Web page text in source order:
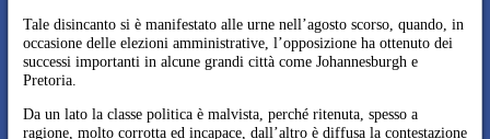
Tale disincanto si è manifestato alle urne nell’agosto scorso, quando, in
occasione delle elezioni amministrative, l’opposizione ha ottenuto dei
successi importanti in alcune grandi città come Johannesburgh e
Pretoria.
Da un lato la classe politica è malvista, perché ritenuta, spesso a
ragione, molto corrotta ed incapace, dall’altro è diffusa la contestazione